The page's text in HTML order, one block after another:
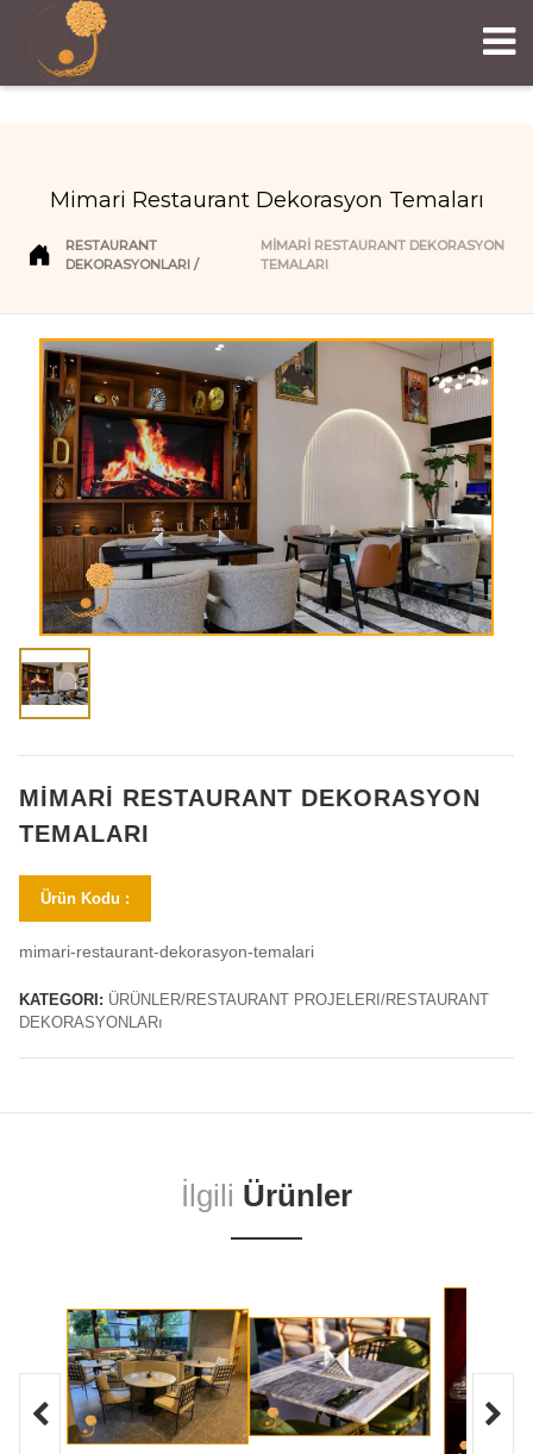
Mimari Restaurant Dekorasyon Temaları
RESTAURANT
DEKORASYONLARI
MIMARI RESTAURANT DEKORASYON
TEMALARI
MIMARI RESTAURANT DEKORASYON
TEMALARI
Ürün Kodu :
mimari-restaurant-dekorasyon-temalari
KATEGORI: ÜRÜNLER/RESTAURANT PROJELERI/RESTAURANT
DEKORASYONLARı
İlgili Ürünler